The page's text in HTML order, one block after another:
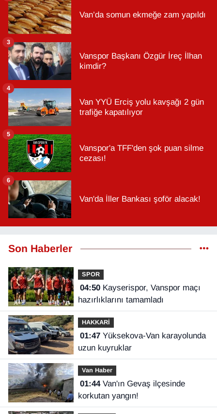
Van’da somun ekmeğe zam yapıldı
Vanspor Başkanı Özgür İreç İlhan
kimdir?
3
Van YYÜ Erciş yolu kavşağı 2 gün
trafiğe kapatılıyor
4
Vanspor'a TFF'den şok puan silme
cezası!
5
Van'da İller Bankası şoför alacak!
6
Son Haberler
SPOR
04:50Kayserispor, Vanspor maçı
hazırlıklarını tamamladı
HAKKARİ
01:47Yüksekova-Van karayolunda
uzun kuyruklar
Van Haber
01:44Van'ın Gevaş ilçesinde
korkutan yangın!